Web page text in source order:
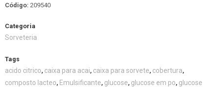
Código: 209540
Categoria
Sorveteria
Tags
acido citrico, caixa para acai, caixa para sorvete, cobertura,
composto lacteo, Emulsificante, glucose, glucose em po, glucose